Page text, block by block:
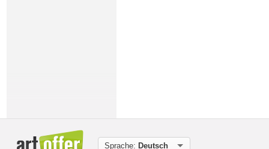
Sprache: Deutsch